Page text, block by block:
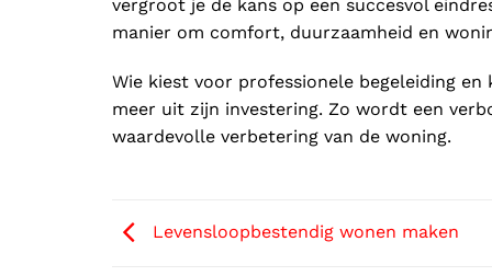
vergroot je de kans op een succesvol
manier om comfort, duurzaamheid en
Wie kiest voor professionele begeleiding
meer uit zijn investering. Zo wordt een
waardevolle verbetering van de woning.
Levensloopbestendig wonen maken